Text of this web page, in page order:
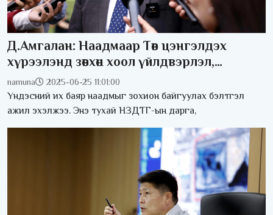
Д.Амгалан: Наадмаар Төв цэнгэлдэх
хүрээлэнд зөвхөн хоол үйлдвэрлэл,
үйлчилгээ эрхлэх зөвшөөрөл олгоно
namuna 2025-06-25 11:01:00
Үндэсний их баяр наадмыг зохион байгуулах бэлтгэл
ажил эхэлжээ. Энэ тухай НЗДТГ-ын дарга,